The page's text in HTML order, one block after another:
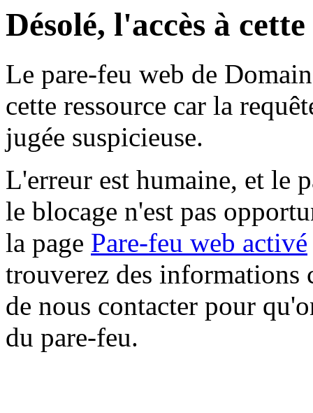
Désolé, l'accès à
Le pare-feu web de
cette ressource car la
jugée suspicieuse.
L'erreur est humaine, et le
le blocage n'est pas
la page Pare-feu web activé
trouverez des informations
de nous contacter pour
du pare-feu.